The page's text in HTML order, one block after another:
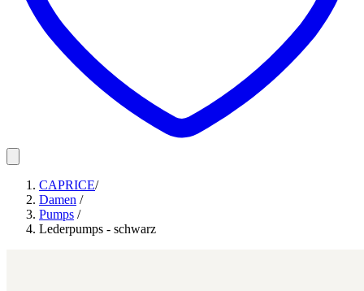
CAPRICE/
Damen /
Pumps /
Lederpumps - schwarz